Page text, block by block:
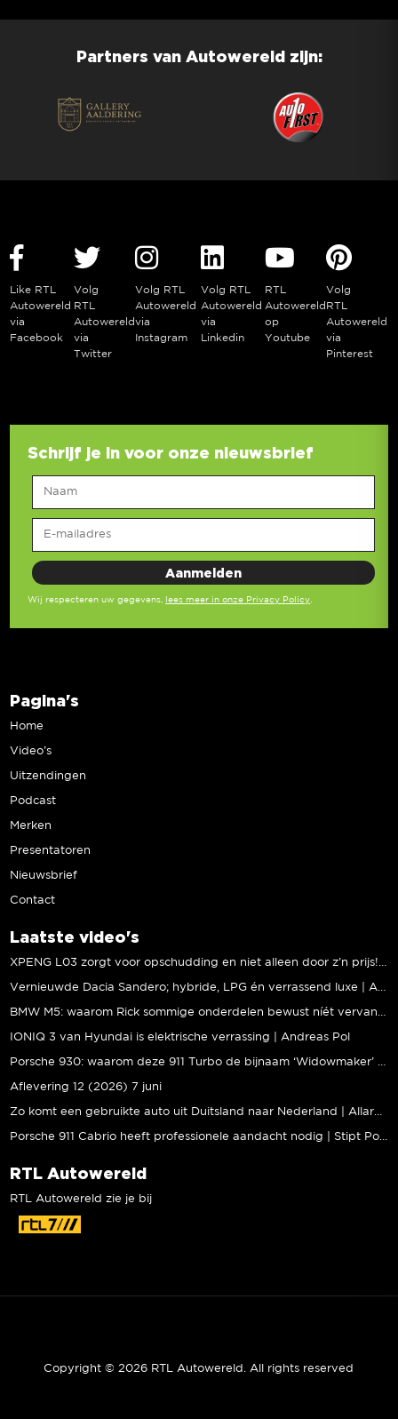
Partners van Autowereld zijn:
Like RTL
Autowereld
via
Facebook
Volg
RTL
Autowereld
via
Twitter
Volg RTL
Autowereld
via
Instagram
Volg RTL
Autowereld
via
Linkedin
RTL
Autowereld
op
Youtube
Volg
RTL
Autowereld
via
Pinterest
Schrijf je in voor onze nieuwsbrief
Wij respecteren uw gegevens, lees meer in onze Privacy Policy
Pagina's
Home
Video’s
Uitzendingen
Podcast
Merken
Presentatoren
Nieuwsbrief
Contact
Laatste video's
IONIQ 3 van Hyundai is elektrische verrassing | Andreas Pol
Aflevering 12 (2026) 7 juni
RTL Autowereld
RTL Autowereld zie je bij
Copyright © 2026 RTL Autowereld. All rights reserved